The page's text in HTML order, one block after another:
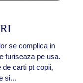
se complica in
furiseaza pe usa.
de carti pt copii,
si...